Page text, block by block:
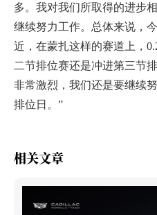
多。我对我们所取得的进步
继续努力工作。总体来说，
近，在蒙扎这样的赛道上，
二节排位赛还是冲进第三节
非常激烈，我们还是要继续
排位日 。”
相关文章